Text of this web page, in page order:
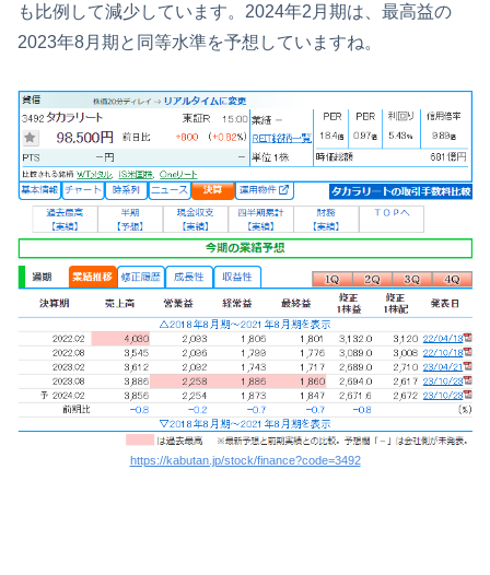
も比例して減少しています。2024年2月期は、最高益の
2023年8月期と同等水準を予想していますね。
https://kabutan.jp/stock/finance?code=3492